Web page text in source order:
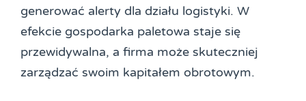
generować alerty dla działu logistyki. W
efekcie gospodarka paletowa staje się
przewidywalna, a firma może skuteczniej
zarządzać swoim kapitałem obrotowym.